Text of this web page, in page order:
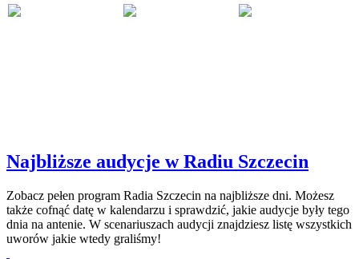
Najbliższe audycje w Radiu Szczecin
Zobacz pełen program Radia Szczecin na najbliższe dni. Możesz
także cofnąć datę w kalendarzu i sprawdzić, jakie audycje były tego
dnia na antenie. W scenariuszach audycji znajdziesz listę wszystkich
uworów jakie wtedy graliśmy!